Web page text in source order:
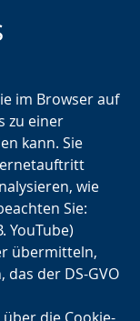
im Browser auf
zu einer
kann. Sie
wie
Sie:
YouTube)
übermitteln,
der DS-GVO